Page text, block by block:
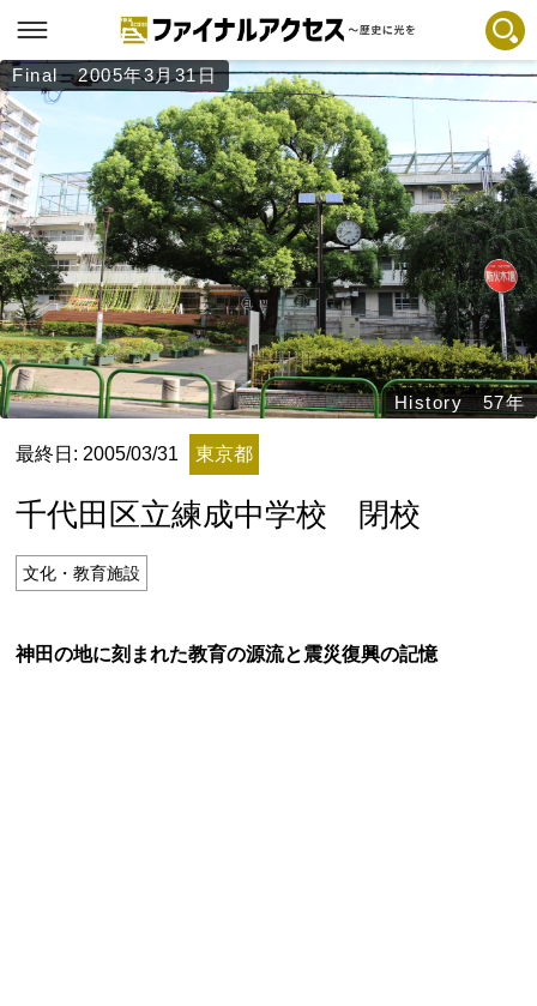
注目コンテンツ 一覧
ファイナルアクセスとは
メディアの編集方針とコンテンツポリシー
プライバシーポリシー
お問合せ
免責事項
不具合・報告事項
記事掲載基準
Special Thanks
フリーワードで探す
Final 2005年3月31日
History 57年
最終日: 2005/03/31 東京都
千代田区立練成中学校 閉校
文化・教育施設
神田の地に刻まれた教育の源流と震災復興の記憶